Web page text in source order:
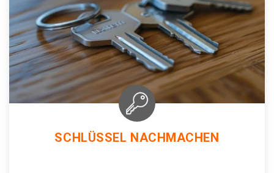
SCHLÜSSEL NACHMACHEN